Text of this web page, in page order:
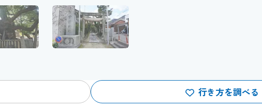
行き方を調べる